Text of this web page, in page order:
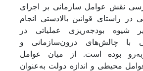
نقش عوامل سازمانی بر اجرای
در راستای قوانین بالادستی انجام
شیوه بودجه‌ریزی عملیاتی در
با چالش‌های درون‌سازمانی و
بوده است. از میان عوامل
محیطی و اندازه دولت به‌عنوان